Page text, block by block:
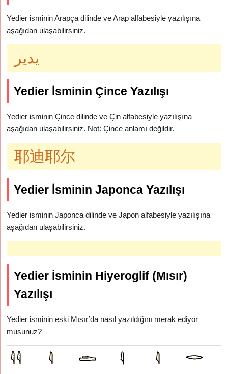
Yedier isminin Arapça dilinde ve Arap alfabesiyle yazılışına
aşağıdan ulaşabilirsiniz.
يدير
Yedier İsminin Çince Yazılışı
Yedier isminin Çince dilinde ve Çin alfabesiyle yazılışına
aşağıdan ulaşabilirsiniz. Not: Çince anlamı değildir.
耶迪耶尔
Yedier İsminin Japonca Yazılışı
Yedier isminin Japonca dilinde ve Japon alfabesiyle yazılışına
aşağıdan ulaşabilirsiniz.
Yedier İsminin Hiyeroglif (Mısır)
Yazılışı
Yedier isminin eski Mısır’da nasıl yazıldığını merak ediyor
musunuz?